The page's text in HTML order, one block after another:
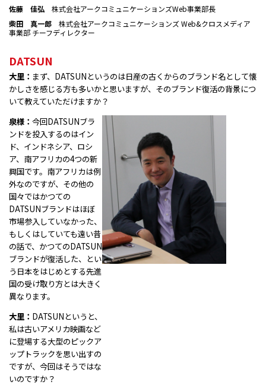
佐藤 佳弘 株式会社アークコミュニケーションズWeb事業部長
柴田 真一郎 株式会社アークコミュニケーションズ Web&クロスメディア
事業部 チーフディレクター
DATSUN
大里： まず、DATSUNというのは日産の古くからのブランド名として懐
かしさを感じる方も多いかと思いますが、そのブランド復活の背景につ
いて教えていただけますか？
泉様： 今回DATSUNブラ
ンドを投入するのはイン
ド、インドネシア、ロシ
ア、南アフリカの4つの新
興国です。南アフリカは例
外なのですが、その他の
国々ではかつての
DATSUNブランドはほぼ
市場参入していなかった、
もしくはしていても遠い昔
の話で、かつてのDATSUN
ブランドが復活した、とい
う日本をはじめとする先進
国の受け取り方とは大きく
異なります。
大里： DATSUNというと、
私は古いアメリカ映画など
に登場する大型のピックア
ップトラックを思い出すの
ですが、今回はそうではな
いのですか？